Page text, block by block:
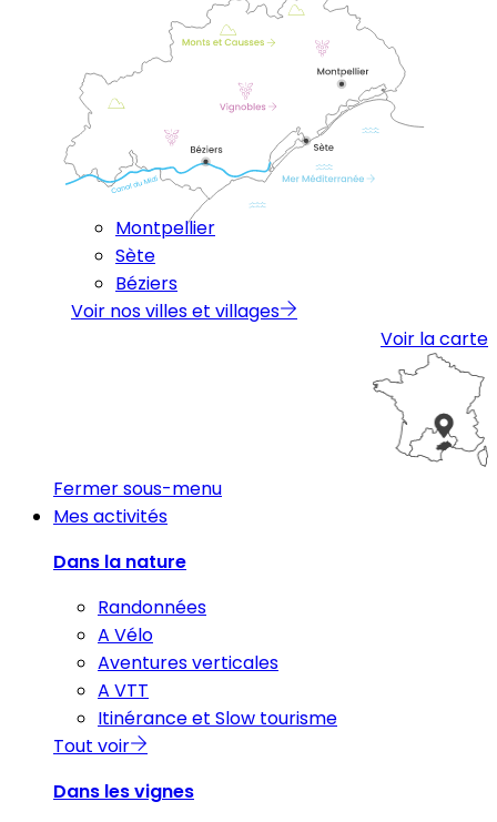
Montpellier
Sète
Béziers
Voir nos villes et villages
Voir la carte
Fermer sous-menu
Mes activités
Dans la nature
Randonnées
A Vélo
Aventures verticales
A VTT
Itinérance et Slow tourisme
Tout voir
Dans les vignes